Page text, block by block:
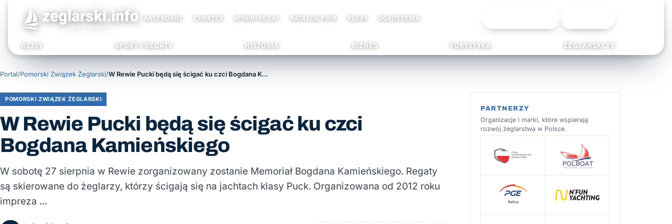
KALENDARZ CHARTER WYNIKI REGAT KATALOG FIRM KLUBY OGŁOSZENIA
REJSY SPORT I REGATY HISTORIA BIZNES TURYSTYKA ŻEGLARSKI.TV
Portal/Pomorski Związek Żeglarski/ W Rewie Pucki będą się ścigać ku czci Bogdana Kamieńskiego
POMORSKI ZWIĄZEK ŻEGLARSKI
W Rewie Pucki będą się ścigać ku czci
Bogdana Kamieńskiego
W sobotę 27 sierpnia w Rewie zorganizowany zostanie Memoriał Bogdana Kamieńskiego. Regaty
są skierowane do żeglarzy, którzy ścigają się na jachtach klasy Puck. Organizowana od 2012 roku
impreza …
PARTNERZY
Organizacje i marki, które wspierają
rozwój żeglarstwa w Polsce.